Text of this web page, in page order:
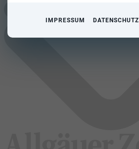
IMPRESSUM DATENSCHUTZ